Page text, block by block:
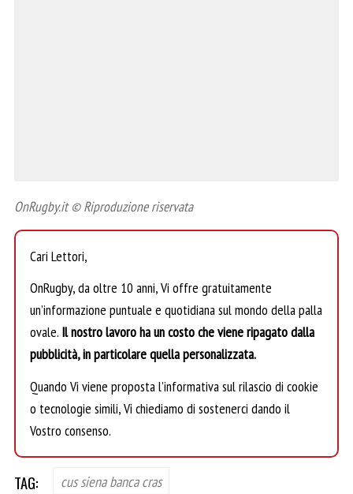
OnRugby.it © Riproduzione riservata
Cari Lettori,
OnRugby, da oltre 10 anni, Vi offre gratuitamente
un’informazione puntuale e quotidiana sul mondo della palla
ovale. Il nostro lavoro ha un costo che viene ripagato dalla
pubblicità, in particolare quella personalizzata.
Quando Vi viene proposta l’informativa sul rilascio di cookie
o tecnologie simili, Vi chiediamo di sostenerci dando il
Vostro consenso.
TAG: cus siena banca cras